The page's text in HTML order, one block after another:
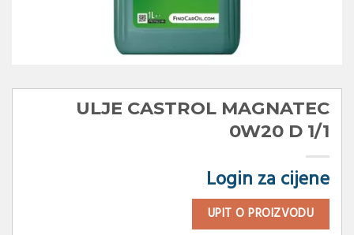
ULJE CASTROL MAGNATEC
0W20 D 1/1
Login za cijene
UPIT O PROIZVODU